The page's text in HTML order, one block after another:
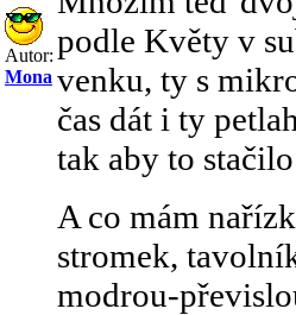
Autor:
Mona
podle Květy v
venku, ty s
čas dát i ty
tak aby to
A co mám
stromek,
modrou-